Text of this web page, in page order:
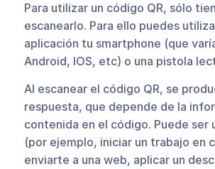
Para utilizar un código QR, sólo
escanearlo. Para ello puedes
aplicación tu smartphone (que
Android, IOS, etc) o una pistola
Al escanear el código QR, se
respuesta, que depende de la
contenida en el código. Puede ser
(por ejemplo, iniciar un trabajo en
enviarte a una web, aplicar un